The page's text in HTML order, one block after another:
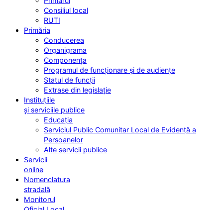
Consiliul local
RUTI
Primăria
Conducerea
Organigrama
Componența
Programul de funcționare și de audiențe
Statul de funcții
Extrase din legislație
Instituțiile
și serviciile publice
Educația
Serviciul Public Comunitar Local de Evidență a
Persoanelor
Alte servicii publice
Servicii
online
Nomenclatura
stradală
Monitorul